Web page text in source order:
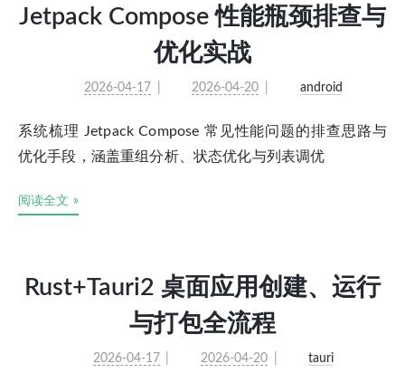
Jetpack Compose 性能瓶颈排查与
优化实战
2026-04-17 2026-04-20 android
系统梳理 Jetpack Compose 常见性能问题的排查思路与
优化手段，涵盖重组分析、状态优化与列表调优
阅读全文 »
Rust+Tauri2 桌面应用创建、运行
与打包全流程
2026-04-17 2026-04-20 tauri